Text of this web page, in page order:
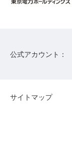
公式アカウント：
サイトマップ